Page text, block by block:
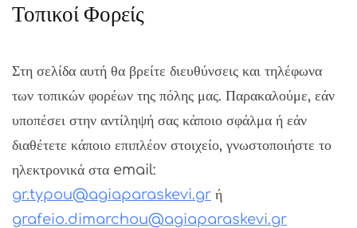
Τοπικοί Φορείς
Στη σελίδα αυτή θα βρείτε διευθύνσεις και τηλέφωνα
των τοπικών φορέων της πόλης μας. Παρακαλούμε, εάν
υποπέσει στην αντίληψή σας κάποιο σφάλμα ή εάν
διαθέτετε κάποιο επιπλέον στοιχείο, γνωστοποιήστε το
ηλεκτρονικά στα email:
gr.typou@agiaparaskevi.gr ή
grafeio.dimarchou@agiaparaskevi.gr